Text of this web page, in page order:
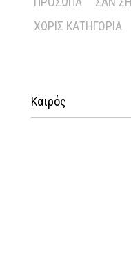
ΧΩΡΊΣ ΚΑΤΗΓΟΡΊΑ
Καιρός